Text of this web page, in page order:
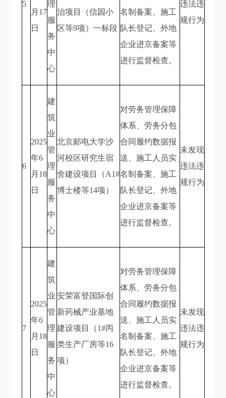
5
月17
日
理
服
务
中
心
治项目（信园小
区等9项）一标段
名制备案、施工
队长登记、外地
企业进京备案等
进行监督检查。
违法违
规行为
6
2025
年6
月18
日
建
筑
业
管
理
服
务
中
心
北京邮电大学沙
河校区研究生宿
舍建设项目（A1#
博士楼等14项）
对劳务管理保障
体系、劳务分包
合同履约数据报
送、施工人员实
名制备案、施工
队长登记、外地
企业进京备案等
进行监督检查。
未发现
违法违
规行为
7
2025
年6
月18
日
建
筑
业
管
理
服
务
中
心
安荣富登国际创
新药械产业基地
建设项目（1#丙
类生产厂房等16
项）
对劳务管理保障
体系、劳务分包
合同履约数据报
送、施工人员实
名制备案、施工
队长登记、外地
企业进京备案等
进行监督检查。
未发现
违法违
规行为